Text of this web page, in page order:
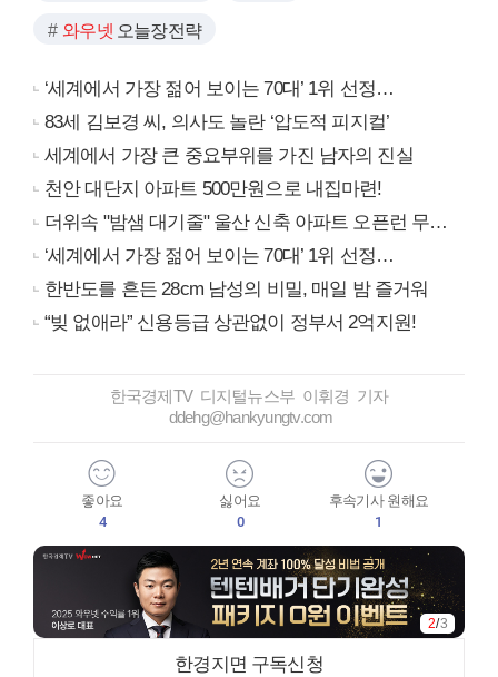
와우넷 오늘장전략
‘세계에서 가장 젊어 보이는 70대’ 1위 선정…
83세 김보경 씨, 의사도 놀란 ‘압도적 피지컬’
세계에서 가장 큰 중요부위를 가진 남자의 진실
천안 대단지 아파트 500만원으로 내집마련!
더위속 "밤샘 대기줄" 울산 신축 아파트 오픈런 무슨일?
‘세계에서 가장 젊어 보이는 70대’ 1위 선정…
한반도를 흔든 28cm 남성의 비밀, 매일 밤 즐거워
“빚 없애라” 신용등급 상관없이 정부서 2억지원!
한국경제TV 디지털뉴스부 이휘경 기자
ddehg@hankyungtv.com
좋아요
4
싫어요
0
후속기사 원해요
1
2/3
한경지면 구독신청